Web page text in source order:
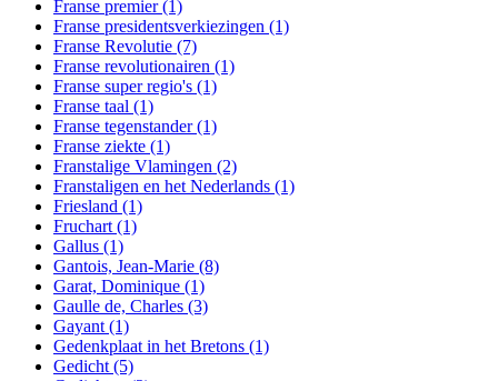
Franse premier(1)
Franse presidentsverkiezingen (1)
Franse Revolutie (7)
Franse revolutionairen (1)
Franse super regio's (1)
Franse taal (1)
Franse tegenstander(1)
Franse ziekte (1)
Franstalige Vlamingen (2)
Franstaligen en het Nederlands (1)
Friesland (1)
Fruchart (1)
Gallus (1)
Gantois, Jean-Marie (8)
Garat, Dominique (1)
Gaulle de, Charles (3)
Gayant (1)
Gedenkplaat in het Bretons (1)
Gedicht (5)